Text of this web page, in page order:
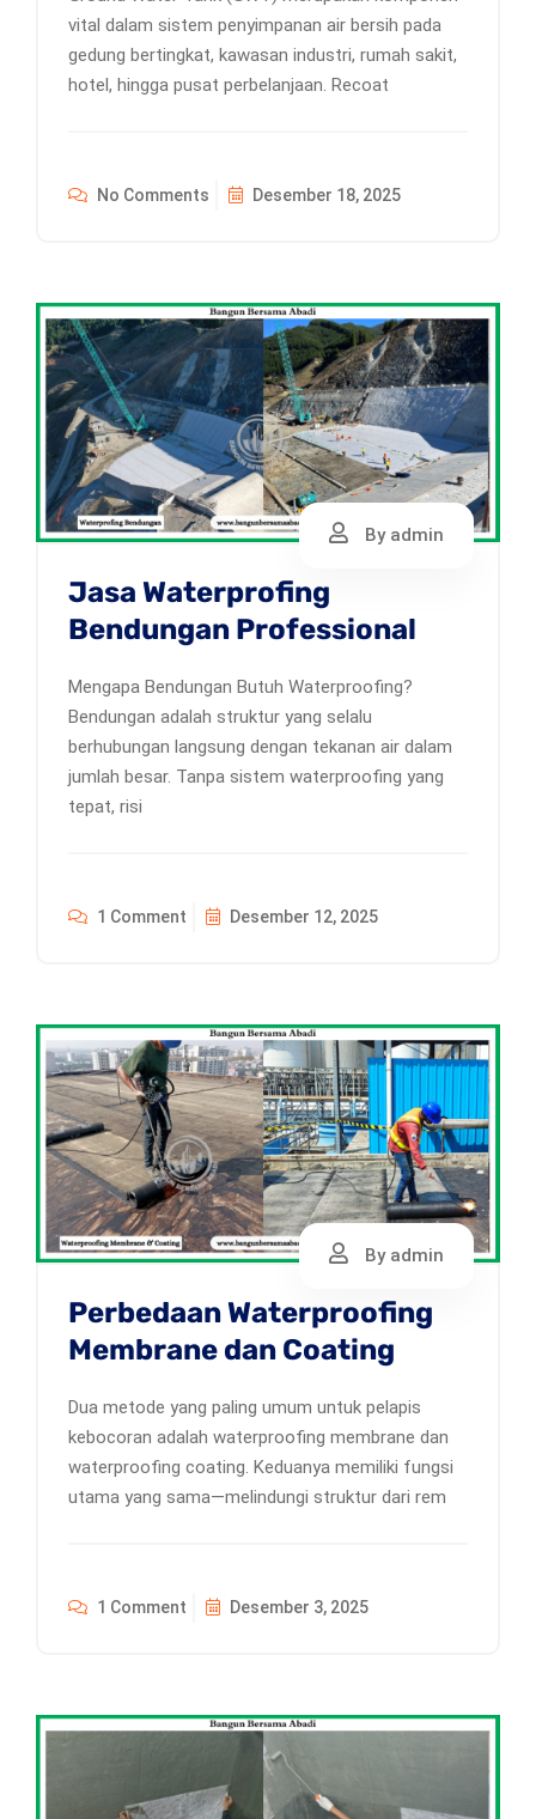
vital dalam sistem penyimpanan air bersih pada
gedung bertingkat, kawasan industri, rumah sakit,
hotel, hingga pusat perbelanjaan. Recoat
No Comments Desember 18, 2025
By admin
Jasa Waterprofing
Bendungan Professional
Mengapa Bendungan Butuh Waterproofing?
Bendungan adalah struktur yang selalu
berhubungan langsung dengan tekanan air dalam
jumlah besar. Tanpa sistem waterproofing yang
tepat, risi
1 Comment Desember 12, 2025
By admin
Perbedaan Waterproofing
Membrane dan Coating
Dua metode yang paling umum untuk pelapis
kebocoran adalah waterproofing membrane dan
waterproofing coating. Keduanya memiliki fungsi
utama yang sama—melindungi struktur dari rem
1 Comment Desember 3, 2025